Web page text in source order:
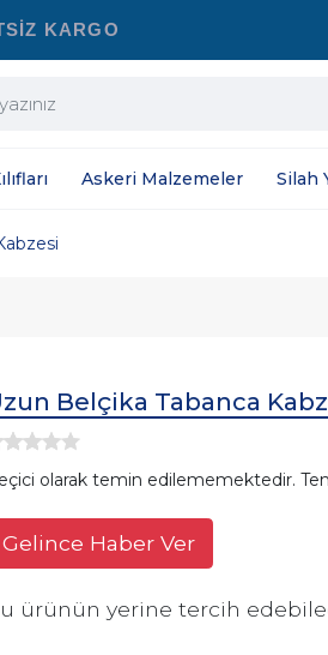
KARGO
Askeri Malzemeler Silah
Belçika Tabanca
olarak temin edilememektedir.
Gelince Haber Ver
ürünün yerine tercih